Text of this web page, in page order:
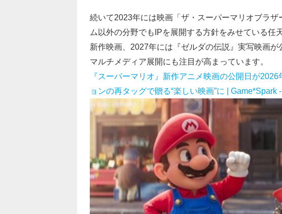
続いて2023年には映画「ザ・スーパーマリオブラ
ム以外の分野でもIPを展開する方針をみせている任
新作映画、2027年には『ゼルダの伝説』実写映画
マルチメディア展開にも注目が高まっています。
『スーパーマリオ』新作アニメ映画の公開日が
ョンの再タッグで贈る“楽しい映画”に | Game*Spark